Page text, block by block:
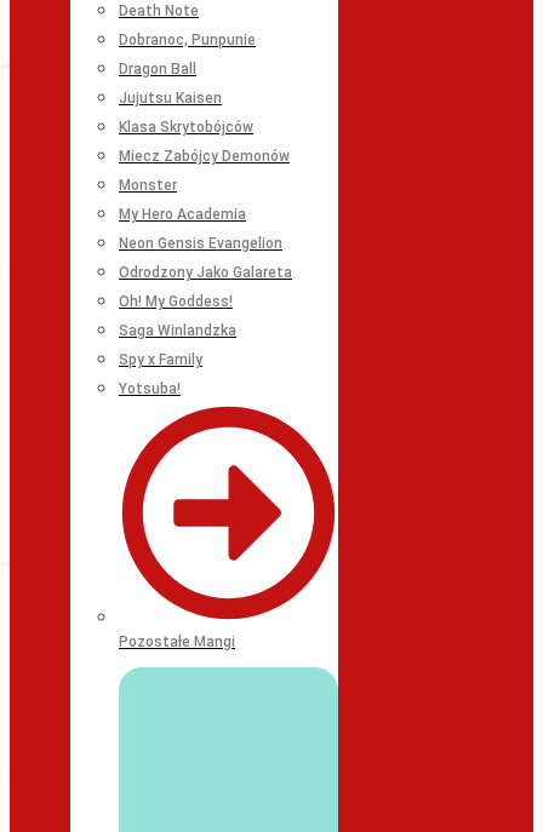
Death Note
Dobranoc, Punpunie
Dragon Ball
Jujutsu Kaisen
Klasa Skrytobójców
Miecz Zabójcy Demonów
Monster
My Hero Academia
Neon Gensis Evangelion
Odrodzony Jako Galareta
Oh! My Goddess!
Saga Winlandzka
Spy x Family
Yotsuba!
Pozostałe Mangi